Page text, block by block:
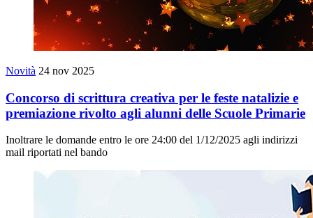
Novità 24 nov 2025
Concorso di scrittura creativa per le feste natalizie e
premiazione rivolto agli alunni delle Scuole Primarie
Inoltrare le domande entro le ore 24:00 del 1/12/2025 agli indirizzi
mail riportati nel bando